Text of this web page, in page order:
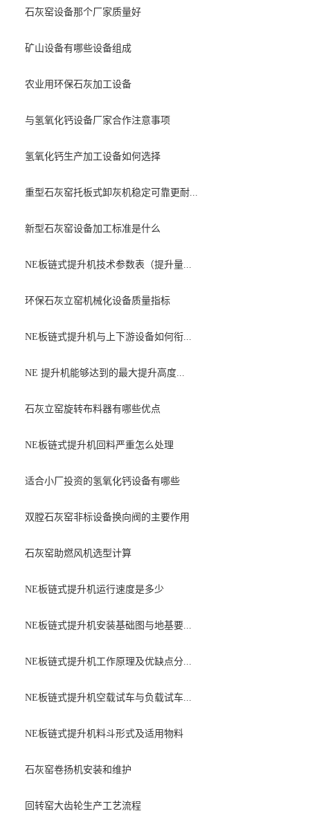
石灰窑设备那个厂家质量好
矿山设备有哪些设备组成
农业用环保石灰加工设备
与氢氧化钙设备厂家合作注意事项
氢氧化钙生产加工设备如何选择
重型石灰窑托板式卸灰机稳定可靠更耐...
新型石灰窑设备加工标准是什么
NE板链式提升机技术参数表（提升量...
环保石灰立窑机械化设备质量指标
NE板链式提升机与上下游设备如何衔...
NE 提升机能够达到的最大提升高度...
石灰立窑旋转布料器有哪些优点
NE板链式提升机回料严重怎么处理
适合小厂投资的氢氧化钙设备有哪些
双膛石灰窑非标设备换向阀的主要作用
石灰窑助燃风机选型计算
NE板链式提升机运行速度是多少
NE板链式提升机安装基础图与地基要...
NE板链式提升机工作原理及优缺点分...
NE板链式提升机空载试车与负载试车...
NE板链式提升机料斗形式及适用物料
石灰窑卷扬机安装和维护
回转窑大齿轮生产工艺流程